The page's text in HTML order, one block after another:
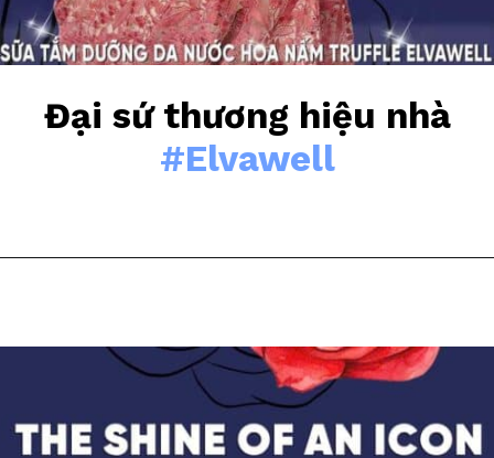
Đại sứ thương hiệu nhà
#Elvawell